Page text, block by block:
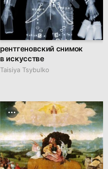
рентгеновский снимок
в искусстве
Taisiya Tsybulko